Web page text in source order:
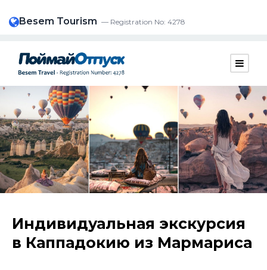
Besem Tourism — Registration No: 4278
Индивидуальная экскурсия
в Каппадокию из Мармариса